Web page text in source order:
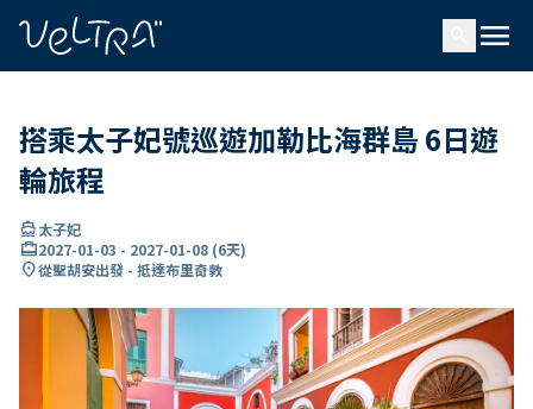
menu
搭乘太子妃號巡遊加勒比海群島 6日遊
輪旅程
directions_boat太子妃
card_travel2027-01-03 - 2027-01-08 (6天)
location_on從聖胡安出發 - 抵達布里奇敦